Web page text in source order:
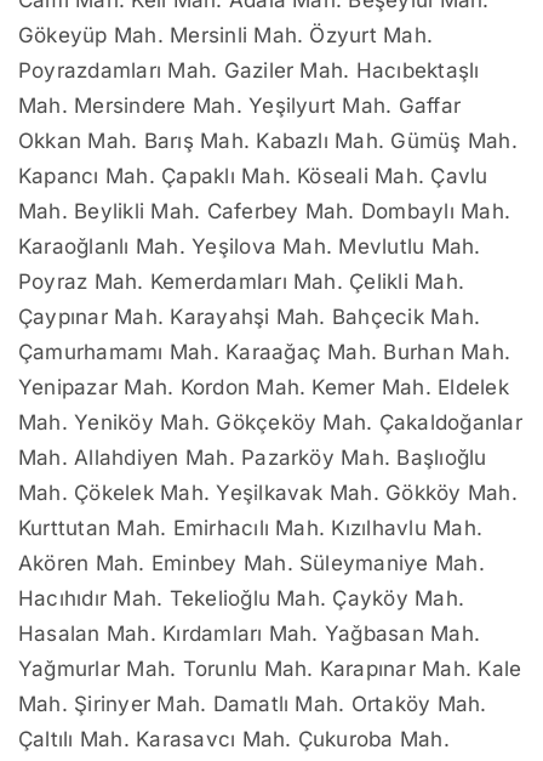
Gökeyüp Mah. Mersinli Mah. Özyurt Mah.
Poyrazdamları Mah. Gaziler Mah. Hacıbektaşlı
Mah. Mersindere Mah. Yeşilyurt Mah. Gaffar
Okkan Mah. Barış Mah. Kabazlı Mah. Gümüş Mah.
Kapancı Mah. Çapaklı Mah. Köseali Mah. Çavlu
Mah. Beylikli Mah. Caferbey Mah. Dombaylı Mah.
Karaoğlanlı Mah. Yeşilova Mah. Mevlutlu Mah.
Poyraz Mah. Kemerdamları Mah. Çelikli Mah.
Çaypınar Mah. Karayahşi Mah. Bahçecik Mah.
Çamurhamamı Mah. Karaağaç Mah. Burhan Mah.
Yenipazar Mah. Kordon Mah. Kemer Mah. Eldelek
Mah. Yeniköy Mah. Gökçeköy Mah. Çakaldoğanlar
Mah. Allahdiyen Mah. Pazarköy Mah. Başlıoğlu
Mah. Çökelek Mah. Yeşilkavak Mah. Gökköy Mah.
Kurttutan Mah. Emirhacılı Mah. Kızılhavlu Mah.
Akören Mah. Eminbey Mah. Süleymaniye Mah.
Hacıhıdır Mah. Tekelioğlu Mah. Çayköy Mah.
Hasalan Mah. Kırdamları Mah. Yağbasan Mah.
Yağmurlar Mah. Torunlu Mah. Karapınar Mah. Kale
Mah. Şirinyer Mah. Damatlı Mah. Ortaköy Mah.
Çaltılı Mah. Karasavcı Mah. Çukuroba Mah.